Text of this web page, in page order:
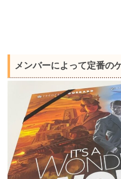
メンバーによって定番の